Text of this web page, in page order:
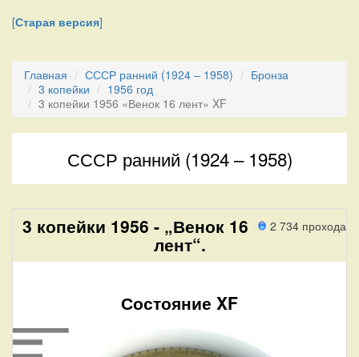
[Старая версия]
Главная СССР ранний (1924 – 1958)
Бронза
3 копейки
1956 год
3 копейки 1956 «Венок 16 лент» XF
СССР ранний (1924 – 1958)
2 734 прохода
3 копейки 1956 - „Венок 16
лент“.
Состояние XF